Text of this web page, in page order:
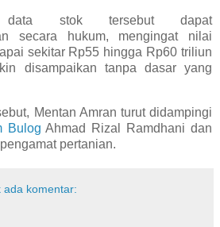
data stok tersebut dapat
secara hukum, mengingat nilai
sekitar Rp55 hingga Rp60 triliun
disampaikan tanpa dasar yang
Mentan Amran turut didampingi
Bulog Ahmad Rizal Ramdhani dan
pertanian.
ada komentar: